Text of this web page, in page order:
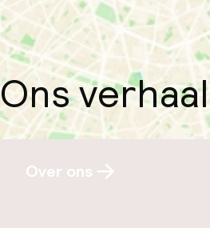
Ons verhaal
Over ons